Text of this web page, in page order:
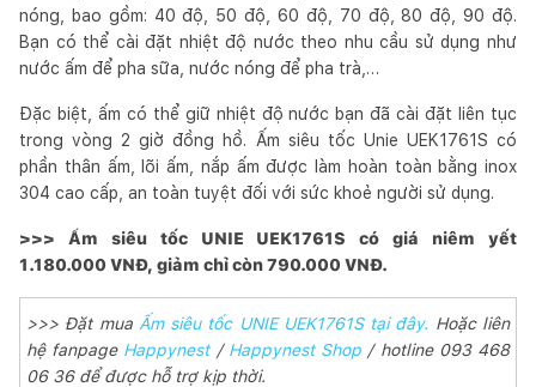
nóng, bao gồm: 40 độ, 50 độ, 60 độ, 70 độ, 80 độ, 90 độ.
Bạn có thể cài đặt nhiệt độ nước theo nhu cầu sử dụng như
nước ấm để pha sữa, nước nóng để pha trà,…
Đặc biệt, ấm có thể giữ nhiệt độ nước bạn đã cài đặt liên tục
trong vòng 2 giờ đồng hồ. Ấm siêu tốc Unie UEK1761S có
phần thân ấm, lõi ấm, nắp ấm được làm hoàn toàn bằng inox
304 cao cấp, an toàn tuyệt đối với sức khoẻ người sử dụng.
>>> Ấm siêu tốc UNIE UEK1761S có giá niêm yết
1.180.000 VNĐ, giảm chỉ còn 790.000 VNĐ.
>>> Đặt mua Ấm siêu tốc UNIE UEK1761S tại đây. Hoặc liên
hệ fanpage Happynest/ Happynest Shop / hotline 093 468
06 36 để được hỗ trợ kịp thời.